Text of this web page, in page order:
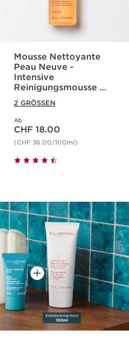
Mousse Nettoyante
Peau Neuve -
Intensive
Reinigungsmousse -
für jeden Hauttyp
2 GRÖSSEN
Ab
Aktueller Preis CHF 18.00
CHF 18.00
(CHF 36.00/100ml)